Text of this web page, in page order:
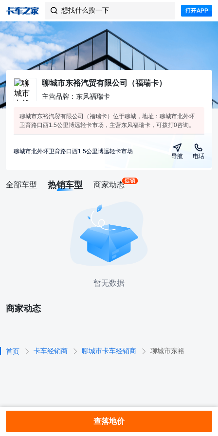
 想找什么搜一下
聊城市东裕汽贸有限公司（福瑞卡）
主营品牌：东风福瑞卡
聊城市东裕汽贸有限公司（福瑞卡）位于聊城，地址：聊城市北外环
卫育路口西1.5公里博远轻卡市场，主营东风福瑞卡，可拨打0咨询。
聊城市北外环卫育路口西1.5公里博远轻卡市场
导航 电话
全部车型 热销车型 商家动态
暂无数据
商家动态
首页 卡车经销商 聊城市卡车经销商 聊城市东裕
查落地价